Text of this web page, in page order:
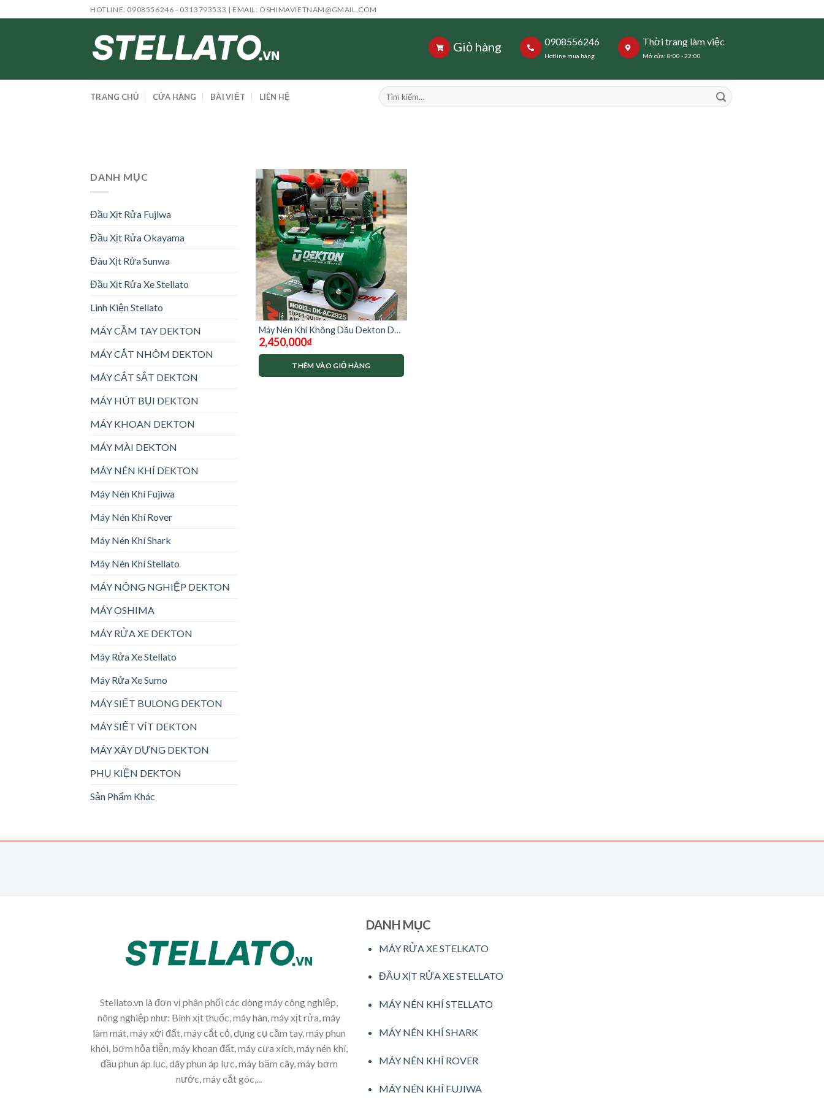
to
HOTLINE: 0908556246 - 0313793533 | EMAIL: OSHIMAVIETNAM@GMAIL.COM
Giỏ hàng 0908556246
Hotline mua hàng
Thời trang làm việc
Mở cửa: 8:00 - 22:00
TRANG CHỦ CỬA HÀNG BÀI VIẾT LIÊN HỆ
Tìm
kiếm:
DANH MỤC
Đầu Xịt Rửa Fujiwa
Đầu Xịt Rửa Okayama
Đàu Xịt Rửa Sunwa
Đầu Xịt Rửa Xe Stellato
Linh Kiện Stellato
MÁY CẦM TAY DEKTON
MÁY CẮT NHÔM DEKTON
MÁY CẮT SẮT DEKTON
MÁY HÚT BỤI DEKTON
MÁY KHOAN DEKTON
MÁY MÀI DEKTON
MÁY NÉN KHÍ DEKTON
Máy Nén Khí Fujiwa
Máy Nén Khí Rover
Máy Nén Khí Shark
Máy Nén Khí Stellato
MÁY NÔNG NGHIỆP DEKTON
MÁY OSHIMA
MÁY RỬA XE DEKTON
Máy Rửa Xe Stellato
Máy Rửa Xe Sumo
MÁY SIẾT BULONG DEKTON
MÁY SIẾT VÍT DEKTON
MÁY XÂY DỰNG DEKTON
PHỤ KIỆN DEKTON
Sản Phẩm Khác
Máy Nén Khí Không Dầu Dekton DK-
AC2925
2,450,000₫
THÊM VÀO GIỎ HÀNG
Stellato.vn là đơn vị phân phối các dòng máy công nghiệp,
nông nghiệp như: Bình xịt thuốc, máy hàn, máy xịt rửa, máy
làm mát, máy xới đất, máy cắt cỏ, dụng cụ cầm tay, máy phun
khói, bơm hỏa tiễn, máy khoan đất, máy cưa xích, máy nén khí,
đầu phun áp lục, dây phun áp lực, máy băm cây, máy bơm
nước, máy cắt góc,...
DANH MỤC
MÁY RỬA XE STELKATO
ĐẦU XỊT RỬA XE STELLATO
MÁY NÉN KHÍ STELLATO
MÁY NÉN KHÍ SHARK
MÁY NÉN KHÍ ROVER
MÁY NÉN KHÍ FUJIWA